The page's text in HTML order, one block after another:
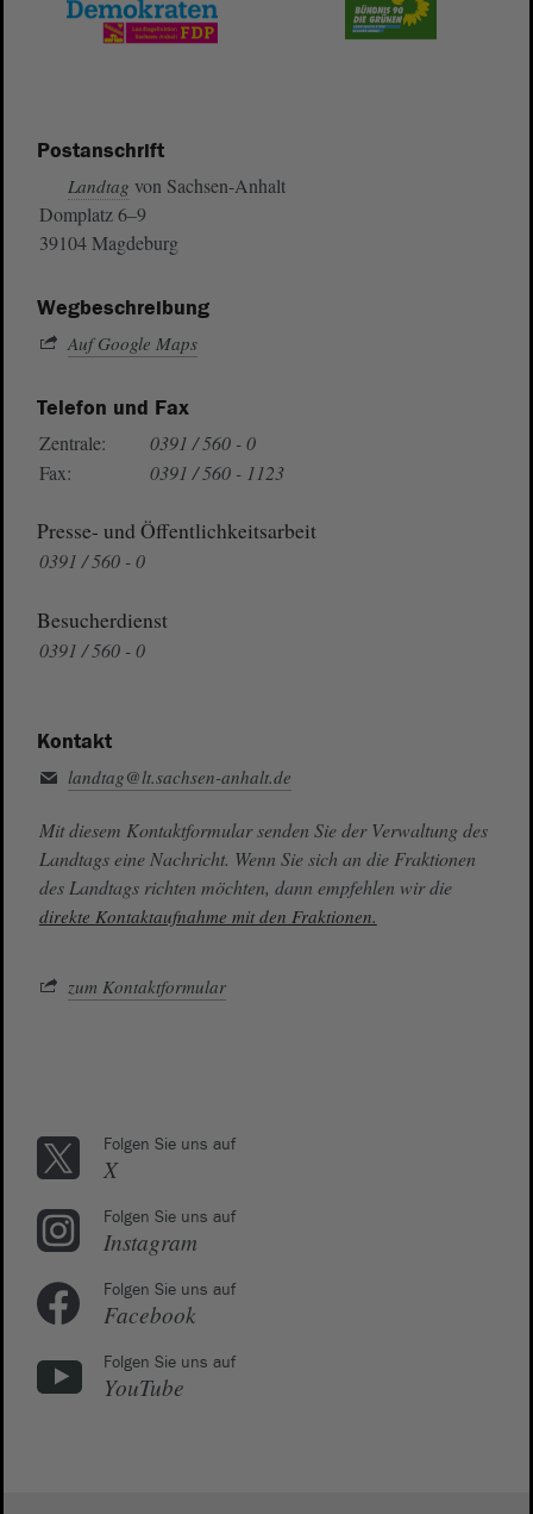
Postanschrift
Landtag von Sachsen-Anhalt
Domplatz 6–9
39104 Magdeburg
Wegbeschreibung
Auf Google Maps
Telefon und Fax
Zentrale:
0391 / 560 - 0
Fax:
0391 / 560 - 1123
Presse- und Öffentlichkeitsarbeit
0391 / 560 - 0
Besucherdienst
0391 / 560 - 0
Kontakt
landtag@lt.sachsen-anhalt.de
Mit diesem Kontaktformular senden Sie der Verwaltung des
Landtags eine Nachricht. Wenn Sie sich an die Fraktionen
des Landtags richten möchten, dann empfehlen wir die
direkte Kontaktaufnahme mit den Fraktionen.
zum Kontaktformular
Folgen Sie uns auf
X
Folgen Sie uns auf
Instagram
Folgen Sie uns auf
Facebook
Folgen Sie uns auf
YouTube